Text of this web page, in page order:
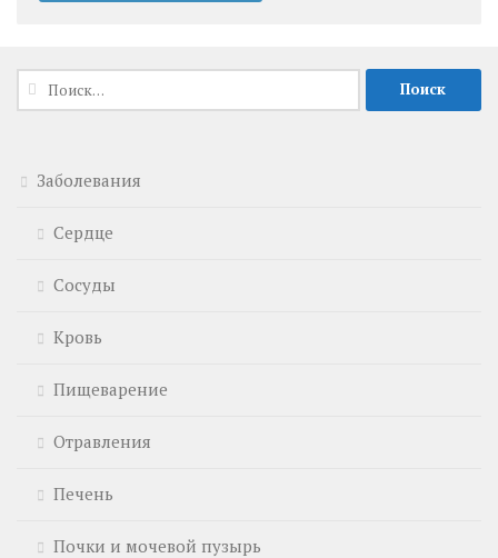
Найти:
Заболевания
Сердце
Сосуды
Кровь
Пищеварение
Отравления
Печень
Почки и мочевой пузырь